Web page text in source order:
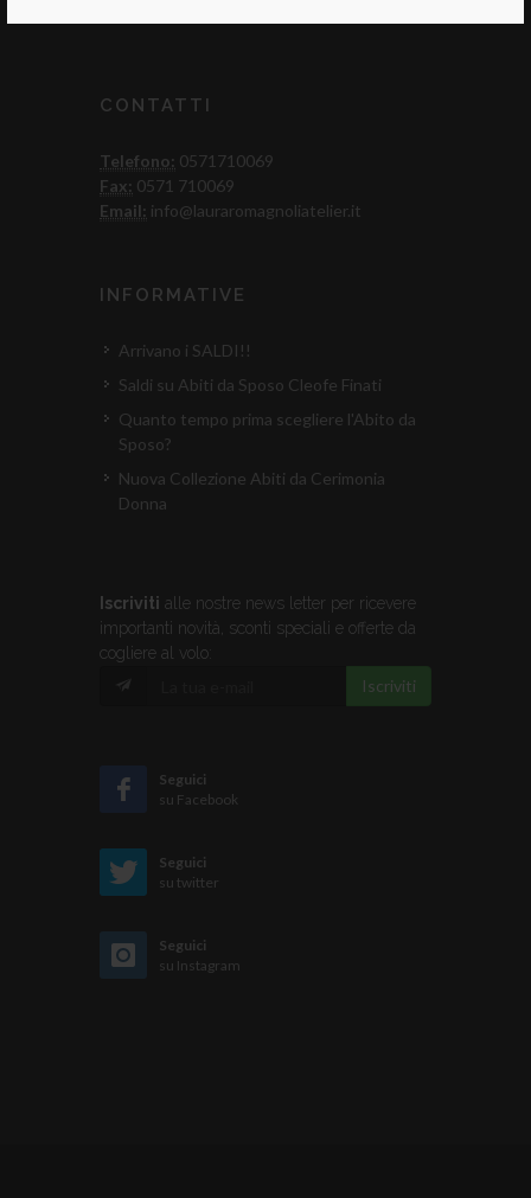
CONTATTI
Telefono: 0571710069
Fax: 0571 710069
Email: info@lauraromagnoliatelier.it
INFORMATIVE
Arrivano i SALDI!!
Saldi su Abiti da Sposo Cleofe Finati
Quanto tempo prima scegliere l'Abito da
Sposo?
Nuova Collezione Abiti da Cerimonia
Donna
Iscriviti alle nostre news letter per ricevere
importanti novità, sconti speciali e offerte da
cogliere al volo:
Iscriviti
Seguici
su Facebook
Seguici
su twitter
Seguici
su Instagram